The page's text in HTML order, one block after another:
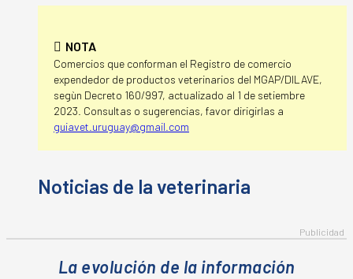
NOTA
Comercios que conforman el Registro de comercio
expendedor de productos veterinarios del MGAP/DILAVE,
segùn Decreto 160/997, actualizado al 1 de setiembre
2023. Consultas o sugerencias, favor dirigirlas a
guiavet.uruguay@gmail.com
La evolución de la información